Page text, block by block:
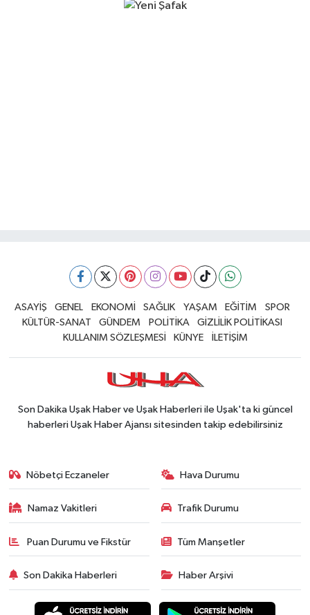
ASAYİŞ GENEL EKONOMİ SAĞLIK YAŞAM EĞİTİM
SPOR
KÜLTÜR-SANAT
GÜNDEM POLİTİKA
GİZLİLİK POLİTİKASI
KULLANIM SÖZLEŞMESİ
KÜNYE İLETİŞİM
Son Dakika Uşak Haber ve Uşak Haberleri ile Uşak'ta ki güncel
haberleri Uşak Haber Ajansı sitesinden takip edebilirsiniz
Nöbetçi Eczaneler Hava Durumu
Namaz Vakitleri Trafik Durumu
Puan Durumu ve Fikstür Tüm Manşetler
Son Dakika Haberleri Haber Arşivi